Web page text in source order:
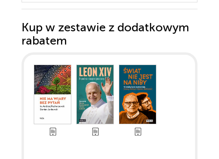
Kup w zestawie z dodatkowym
rabatem